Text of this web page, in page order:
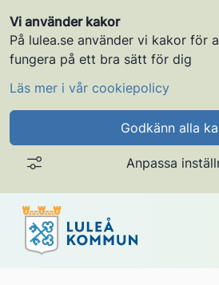
Vi använder kakor
På lulea.se använder vi kakor för
fungera på ett bra sätt för dig
Läs mer i vår cookiepolicy
Godkänn alla
Anpassa
Gå till